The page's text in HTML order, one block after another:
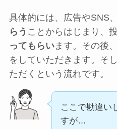
具体的には、広告やSNS
らう ことからはじまり、
ってもらいます。その後、
をしていただきます。そし
ただくという流れです。
ここで勘違い
すが…